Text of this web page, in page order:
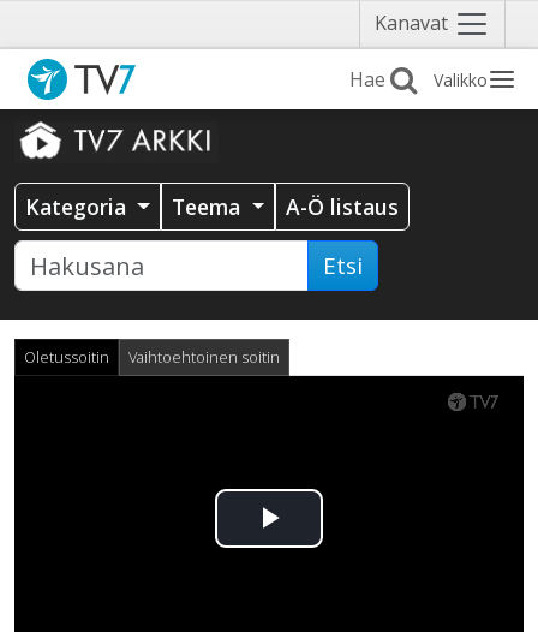
Kanavat Näytä
valikko
Valikko
Kategoria Teema A-Ö listaus
Etsi
Oletussoitin Vaihtoehtoinen soitin
Toista